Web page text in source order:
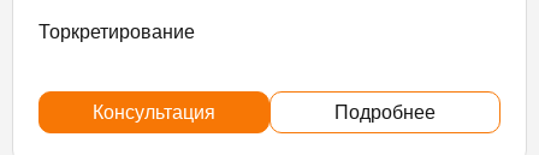
Торкретирование
Консультация Подробнее